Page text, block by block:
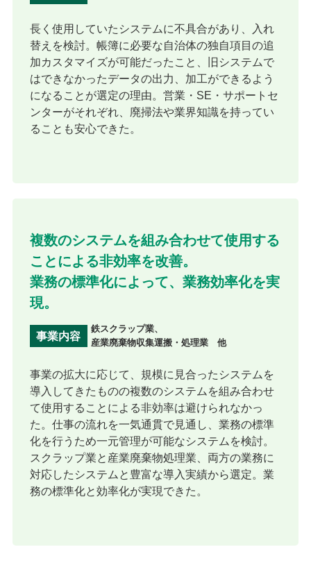
長く使用していたシステムに不具合があり、入れ
替えを検討。帳簿に必要な自治体の独自項目の追
加カスタマイズが可能だったこと、旧システムで
はできなかったデータの出力、加工ができるよう
になることが選定の理由。営業・SE・サポートセ
ンターがそれぞれ、廃掃法や業界知識を持ってい
ることも安心できた。
複数のシステムを組み合わせて使用する
ことによる非効率を改善。
業務の標準化によって、業務効率化を実
現。
事業内容
鉄スクラップ業、
産業廃棄物収集運搬・処理業 他
事業の拡大に応じて、規模に見合ったシステムを
導入してきたものの複数のシステムを組み合わせ
て使用することによる非効率は避けられなかっ
た。仕事の流れを一気通貫で見通し、業務の標準
化を行うため一元管理が可能なシステムを検討。
スクラップ業と産業廃棄物処理業、両方の業務に
対応したシステムと豊富な導入実績から選定。業
務の標準化と効率化が実現できた。